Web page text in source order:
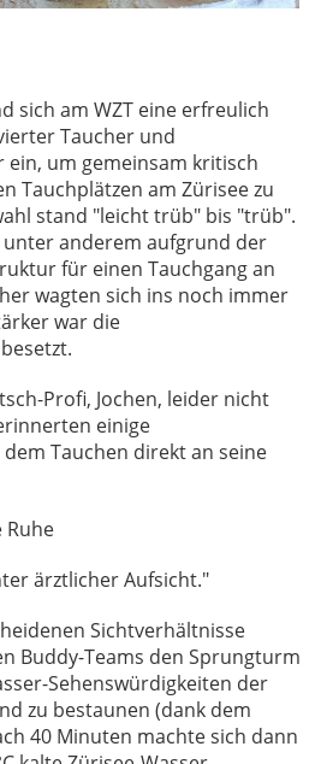
sich am WZT eine erfreulich
Taucher und
ein, um gemeinsam kritisch
Tauchplätzen am Zürisee zu
stand "leicht trüb" bis "trüb".
anderem aufgrund der
für einen Tauchgang an
wagten sich ins noch immer
war die
Profi, Jochen, leider nicht
einige
Tauchen direkt an seine
ärztlicher Aufsicht."
Sichtverhältnisse
Buddy-Teams den Sprungturm
Sehenswürdigkeiten der
zu bestaunen (dank dem
40 Minuten machte sich dann